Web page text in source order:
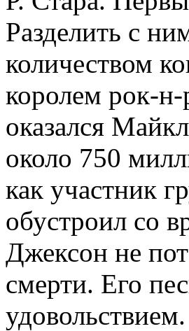
Разделить с
количеством
королем рок-н-
оказался
около 750
как участник
обустроил со
Джексон не
смерти. Его
удовольствием.